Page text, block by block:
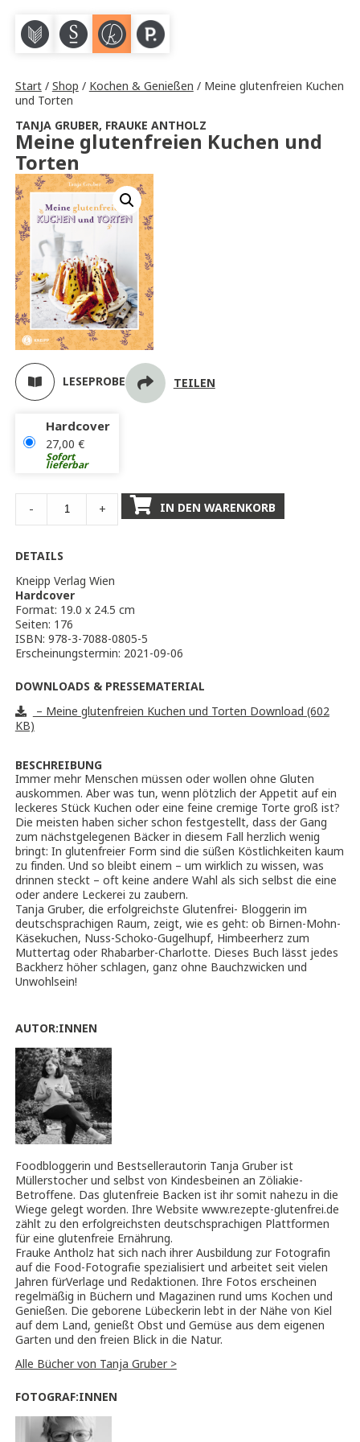
M S K P
Start/ Shop / Kochen & Genießen / Meine glutenfreien Kuchen
und Torten
TANJA GRUBER, FRAUKE ANTHOLZ
Meine glutenfreien Kuchen und
Torten
LESEPROBE TEILEN
Hardcover
27,00 €
Sofort
lieferbar
- + IN DEN WARENKORB
DETAILS
Kneipp Verlag Wien
Hardcover
Format: 19.0 x 24.5 cm
Seiten: 176
ISBN: 978-3-7088-0805-5
Erscheinungstermin: 2021-09-06
DOWNLOADS & PRESSEMATERIAL
– Meine glutenfreien Kuchen und Torten Download (602
KB)
BESCHREIBUNG
Immer mehr Menschen müssen oder wollen ohne Gluten
auskommen. Aber was tun, wenn plötzlich der Appetit auf ein
leckeres Stück Kuchen oder eine feine cremige Torte groß ist?
Die meisten haben sicher schon festgestellt, dass der Gang
zum nächstgelegenen Bäcker in diesem Fall herzlich wenig
bringt: In glutenfreier Form sind die süßen Köstlichkeiten kaum
zu finden. Und so bleibt einem – um wirklich zu wissen, was
drinnen steckt – oft keine andere Wahl als sich selbst die eine
oder andere Leckerei zu zaubern.
Tanja Gruber, die erfolgreichste Glutenfrei- Bloggerin im
deutschsprachigen Raum, zeigt, wie es geht: ob Birnen-Mohn-
Käsekuchen, Nuss-Schoko-Gugelhupf, Himbeerherz zum
Muttertag oder Rhabarber-Charlotte. Dieses Buch lässt jedes
Backherz höher schlagen, ganz ohne Bauchzwicken und
Unwohlsein!
AUTOR:INNEN
Foodbloggerin und Bestsellerautorin Tanja Gruber ist
Müllerstocher und selbst von Kindesbeinen an Zöliakie-
Betroffene. Das glutenfreie Backen ist ihr somit nahezu in die
Wiege gelegt worden. Ihre Website www.rezepte-glutenfrei.de
zählt zu den erfolgreichsten deutschsprachigen Plattformen
für eine glutenfreie Ernährung.
Frauke Antholz hat sich nach ihrer Ausbildung zur Fotografin
auf die Food-Fotografie spezialisiert und arbeitet seit vielen
Jahren fürVerlage und Redaktionen. Ihre Fotos erscheinen
regelmäßig in Büchern und Magazinen rund ums Kochen und
Genießen. Die geborene Lübeckerin lebt in der Nähe von Kiel
auf dem Land, genießt Obst und Gemüse aus dem eigenen
Garten und den freien Blick in die Natur.
Alle Bücher von Tanja Gruber >
FOTOGRAF:INNEN